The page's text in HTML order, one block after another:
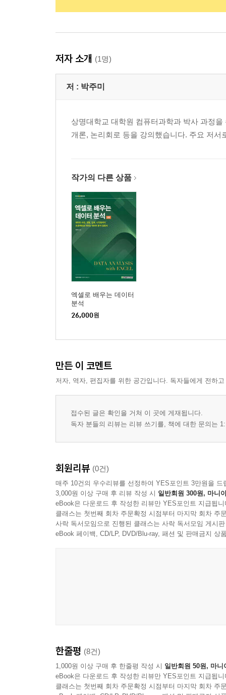
저자 소개 (1명)
저 : 박주미
상명대학교 대학원 컴퓨터과학과 박사 과정
개론, 논리회로 등을 강의했습니다. 주요 저
작가의 다른 상품
엑셀로 배우는 데이터
분석
26,000원
만든 이 코멘트
저자, 역자, 편집자를 위한 공간입니다. 독자들에게 전하
접수된 글은 확인을 거쳐 이 곳에 게재됩니다.
독자 분들의 리뷰는 리뷰 쓰기를, 책에 대한 문의는
회원리뷰 (0건)
매주 10건의 우수리뷰를 선정하여 YES포인트 3만원을 드
3,000원 이상 구매 후 리뷰 작성 시 일반회원 300원, 마니
eBook은 다운로드 후 작성한 리뷰만 YES포인트 지급됩니
클래스는 첫번째 회차 주문확정 시점부터 마지막 회차 주
사락 독서모임으로 진행된 클래스는 사락 독서모임 게시
eBook 페이백, CD/LP, DVD/Blu-ray, 패션 및 판매금지 상
한줄평 (8건)
1,000원 이상 구매 후 한줄평 작성 시 일반회원 50원, 마니
eBook은 다운로드 후 작성한 리뷰만 YES포인트 지급됩니
클래스는 첫번째 회차 주문확정 시점부터 마지막 회차 주